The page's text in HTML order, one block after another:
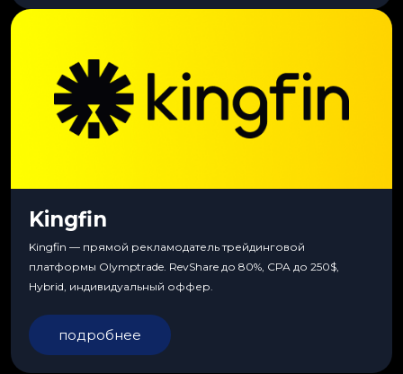
Kingfin
Kingfin — прямой рекламодатель трейдинговой
платформы Olymptrade. RevShare до 80%, CPA до 250$,
Hybrid, индивидуальный оффер.
подробнее